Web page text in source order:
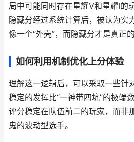
局中可能同时存在星耀V和星耀I的
隐藏分经过系统计算后，被认为实
像一个“外壳”，而隐藏分才是真正的
如何利用机制优化上分体验
理解这一逻辑后，可以采取一些针
稳定的发挥比“一神带四坑”的极端
评分稳定在队伍前二的玩家，而非
鬼的波动型选手。